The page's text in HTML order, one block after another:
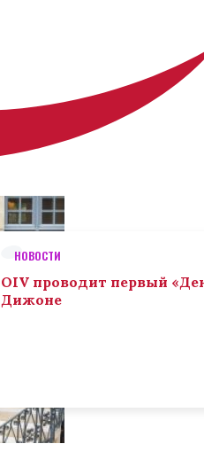
НОВОСТИ
OIV проводит первый
Дижоне